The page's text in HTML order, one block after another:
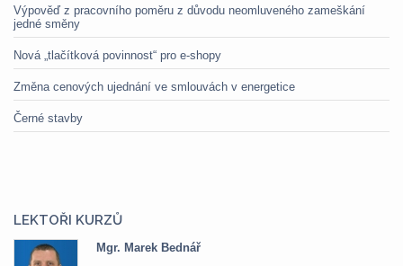
Výpověď z pracovního poměru z důvodu neomluveného zameškání
jedné směny
Nová „tlačítková povinnost“ pro e-shopy
Změna cenových ujednání ve smlouvách v energetice
Černé stavby
LEKTOŘI KURZŮ
Mgr. Marek Bednář